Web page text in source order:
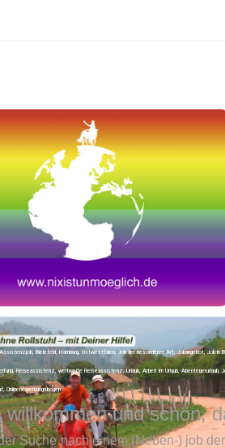
Bielefeld, Hamburg, Ostwestfalen, Job der besonderen Art, Jobangebot, Job
Reiseassistenz, weltweite Reiseassistenz, Urlaub, Arbeit im Urlaub,
Onlinebewerbungsbogen
willkommen und schön,
Suche nach einem (Neben-) job